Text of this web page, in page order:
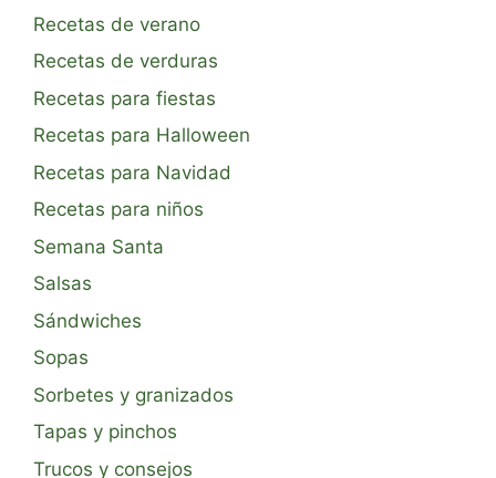
Recetas de verano
Recetas de verduras
Recetas para fiestas
Recetas para Halloween
Recetas para Navidad
Recetas para niños
Semana Santa
Salsas
Sándwiches
Sopas
Sorbetes y granizados
Tapas y pinchos
Trucos y consejos